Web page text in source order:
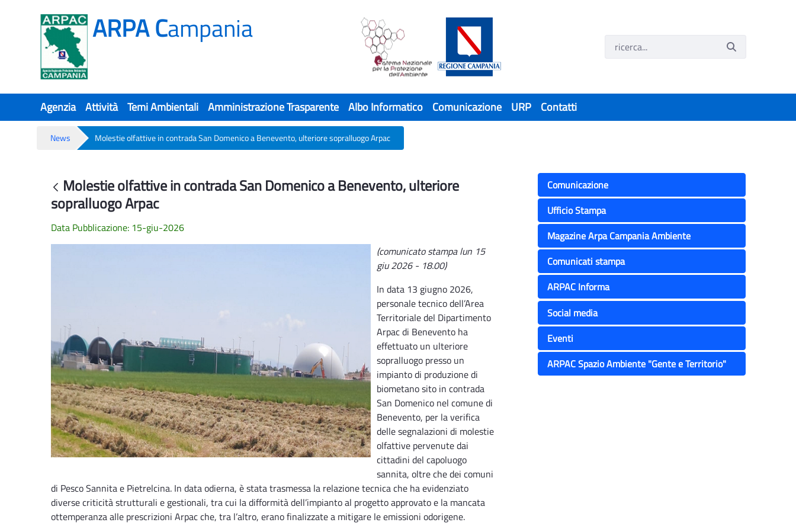
ARPA Campania
Agenzia Attività Temi Ambientali Amministrazione Trasparente Albo Informatico Comunicazione URP Contatti
News Molestie olfattive in contrada San Domenico a Benevento, ulteriore sopralluogo Arpac
Molestie olfattive in contrada San Domenico a Benevento, ulteriore sopralluogo Arpac
Indietro
Molestie olfattive in contrada San Domenico a Benevento, ulteriore
sopralluogo Arpac
Data Pubblicazione: 15-giu-2026
(comunicato stampa lun 15
giu 2026 - 18.00)
In data 13 giugno 2026,
personale tecnico dell’Area
Territoriale del Dipartimento
Arpac di Benevento ha
effettuato un ulteriore
sopralluogo presso un
impianto di produzione di
biometano sito in contrada
San Domenico nel comune di
Benevento, per la verifica
delle segnalazioni di molestie
olfattive pervenute dai
cittadini del capoluogo
sannita, oltre che dei comuni
di Pesco Sannita e Pietrelcina. In data odierna, è stata trasmessa la relazione tecnica che ha evidenziato
diverse criticità strutturali e gestionali, tra cui la difformità dell’impianto al progetto approvato e la mancata
ottemperanza alle prescrizioni Arpac che, tra l’altro, erano finalizzate a mitigare le emissioni odorigene.
Comunicazione
Ufficio Stampa
Magazine Arpa Campania Ambiente
Comunicati stampa
ARPAC Informa
Social media
Eventi
ARPAC Spazio Ambiente "Gente e Territorio"